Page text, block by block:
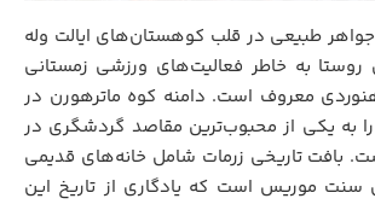
طبیعی در قلب کوهستان‌های ایالت وله
به خاطر فعالیت‌های ورزشی زمستانی
معروف است. دامنه کوه ماترهورن در
را به یکی از محبوب‌ترین مقاصد گردشگری در
بافت تاریخی زرمات شامل خانه‌های قدیمی
موریس است که یادگاری از تاریخ این